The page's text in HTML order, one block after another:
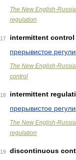
The New English-
regulation
17
intermittent control
прерывистое
The New English-
control
18
intermittent
прерывистое
The New English-
regulation
19
discontinuous